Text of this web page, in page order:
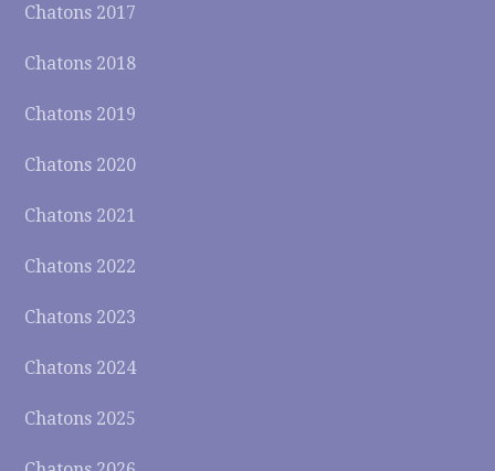
Chatons 2017
Chatons 2018
Chatons 2019
Chatons 2020
Chatons 2021
Chatons 2022
Chatons 2023
Chatons 2024
Chatons 2025